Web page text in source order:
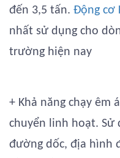
đến 3,5 tấn. Động cơ
nhất sử dụng cho
trường hiện nay
+ Khả năng chạy êm
chuyển linh hoạt. Sử
đường dốc, địa hình